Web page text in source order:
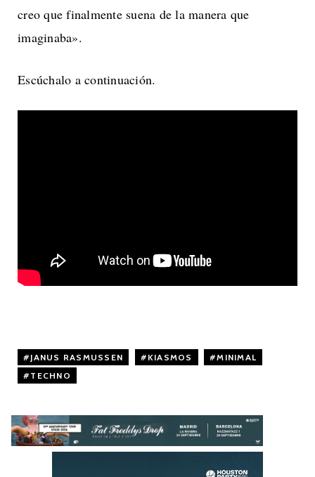
creo que finalmente suena de la manera que
imaginaba».
Escúchalo a continuación.
JANUS RASMUSSEN KIASMOS MINIMAL
TECHNO